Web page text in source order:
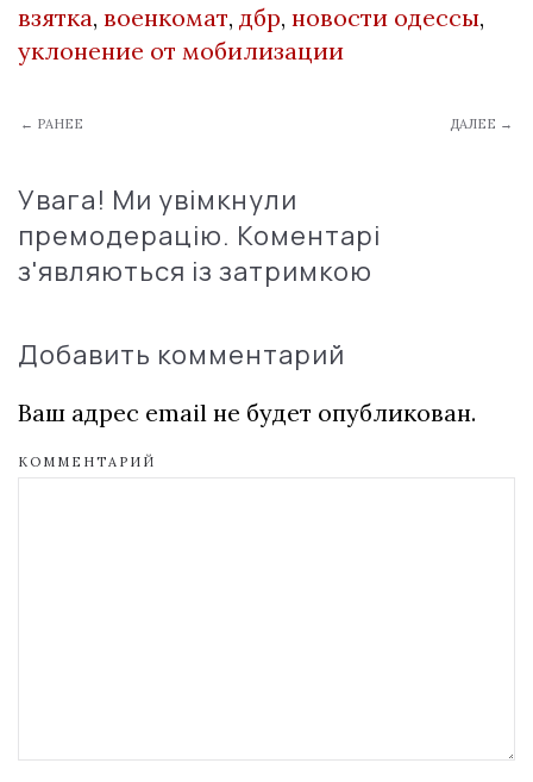
взятка, военкомат, дбр, новости одессы,
уклонение от мобилизации
← РАНЕЕ ДАЛЕЕ →
Увага! Ми увімкнули
премодерацію. Коментарі
з'являються із затримкою
Добавить комментарий
Ваш адрес email не будет опубликован.
КОММЕНТАРИЙ